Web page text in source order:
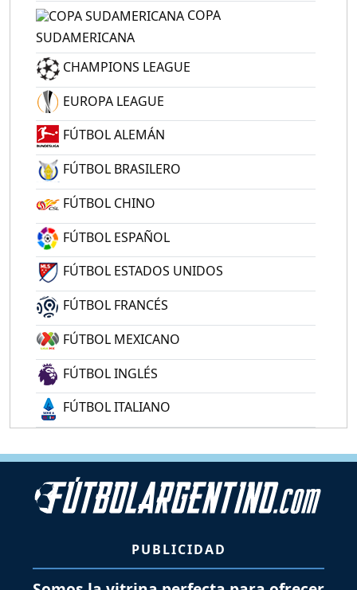
COPA
SUDAMERICANA
CHAMPIONS LEAGUE
EUROPA LEAGUE
FÚTBOL ALEMÁN
FÚTBOL BRASILERO
FÚTBOL CHINO
FÚTBOL ESPAÑOL
FÚTBOL ESTADOS UNIDOS
FÚTBOL FRANCÉS
FÚTBOL MEXICANO
FÚTBOL INGLÉS
FÚTBOL ITALIANO
PUBLICIDAD